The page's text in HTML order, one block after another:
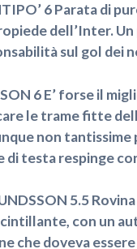
6 Parata di
dell’Inter. Un
sul gol dei
6 E’ forse il
le trame fitte
non
di testa respinge
5.5
con un
che doveva